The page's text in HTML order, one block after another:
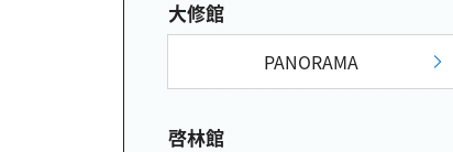
大修館
PANORAMA
啓林館